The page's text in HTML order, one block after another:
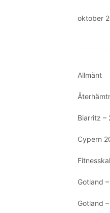
oktober
Allmänt
Biarritz –
Cypern
Gotland
Gotland